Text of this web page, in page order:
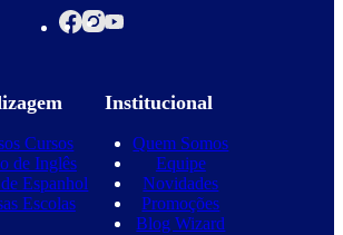
Cursos
de Inglês
Espanhol
Escolas
Institucional
Quem Somos
Equipe
Novidades
Promoções
Blog Wizard